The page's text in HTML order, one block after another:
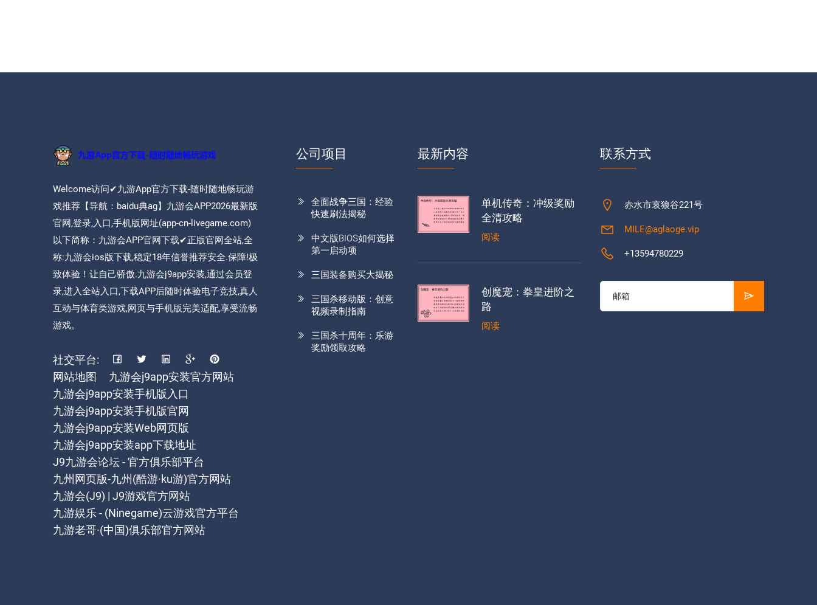
Welcome访问✔九游App官方下载-随时随地畅玩游
戏推荐【导航：baidu典ag】九游会APP2026最新版
官网,登录,入口,手机版网址(app-cn-livegame.com)
以下简称：九游会APP官网下载✔正版官网全站,全
称:九游会ios版下载,稳定18年信誉推荐安全.保障!极
致体验！让自己骄傲.九游会j9app安装,通过会员登
录,进入全站入口,下载APP后随时体验电子竞技,真人
互动与体育类游戏,网页与手机版完美适配,享受流畅
游戏。
社交平台:
网站地图
九游会j9app安装官方网站
九游会j9app安装手机版入口
九游会j9app安装手机版官网
九游会j9app安装Web网页版
九游会j9app安装app下载地址
J9九游会论坛 - 官方俱乐部平台
九州网页版-九州(酷游·ku游)官方网站
九游会(J9) | J9游戏官方网站
九游娱乐 - (Ninegame)云游戏官方平台
九游老哥·(中国)俱乐部官方网站
公司项目
全面战争三国：经验
快速刷法揭秘
中文版BIOS如何选择
第一启动项
三国装备购买大揭秘
三国杀移动版：创意
视频录制指南
三国杀十周年：乐游
奖励领取攻略
最新内容
单机传奇：冲级奖励
全清攻略
阅读
创魔宠：拳皇进阶之
路
阅读
联系方式
赤水市哀狼谷221号
MILE@aglaoge.vip
+13594780229